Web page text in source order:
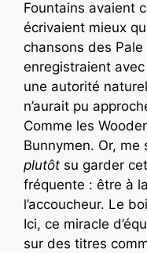
Fountains avaient
écrivaient mieux
chansons des Pale
enregistraient
une autorité
n’aurait pu
Comme les
Bunnymen. Or,
plutôt su garder
fréquente : être à
l’accoucheur. Le
Ici, ce miracle
sur des titres